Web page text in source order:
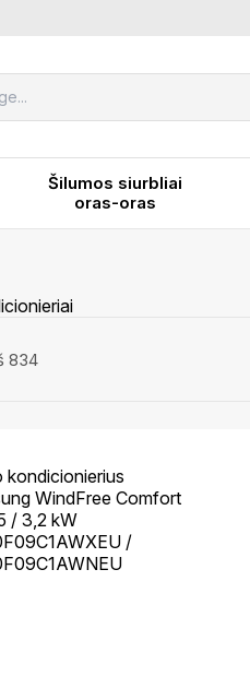
Šilumos siurbliai
oras-oras
834